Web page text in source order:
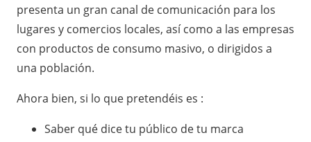
presenta un gran canal de comunicación para los
lugares y comercios locales, así como a las empresas
con productos de consumo masivo, o dirigidos a
una población.
Ahora bien, si lo que pretendéis es :
Saber qué dice tu público de tu marca